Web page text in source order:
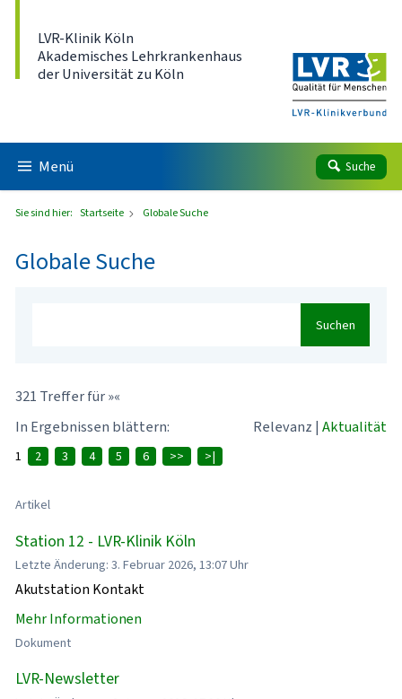
LVR-Klinik Köln
Akademisches Lehrkrankenhaus
der Universität zu Köln
Menü Suche
Sie sind hier: Startseite Globale Suche
Globale Suche
Suchen
321 Treffer für »«
In Ergebnissen blättern:
Relevanz | Aktualität
1 2 3 4 5 6 >> >|
Artikel
Station 12 - LVR-Klinik Köln
Letzte Änderung: 3. Februar 2026, 13:07 Uhr
Akutstation Kontakt
Mehr Informationen
Dokument
LVR-Newsletter